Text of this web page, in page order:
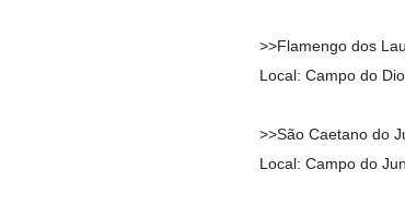
>>Flamengo dos
Local: Campo do
>>São Caetano do
Local: Campo do